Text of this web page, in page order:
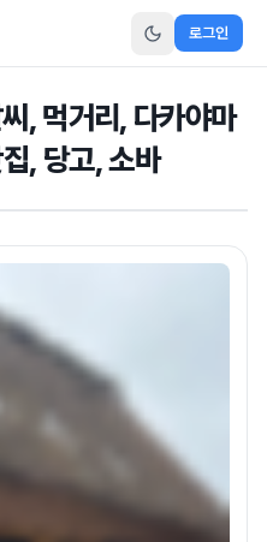
로그인
, 먹거리, 다카야마
, 당고, 소바